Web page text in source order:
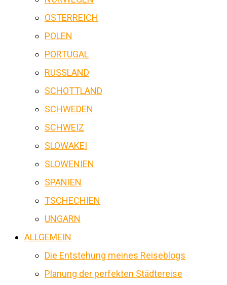
ÖSTERREICH
POLEN
PORTUGAL
RUSSLAND
SCHOTTLAND
SCHWEDEN
SCHWEIZ
SLOWAKEI
SLOWENIEN
SPANIEN
TSCHECHIEN
UNGARN
ALLGEMEIN
Die Entstehung meines Reiseblogs
Planung der perfekten Städtereise